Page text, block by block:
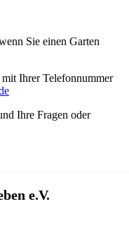
Sie einen Garten
Ihrer Telefonnummer
Ihre Fragen oder
e.V.